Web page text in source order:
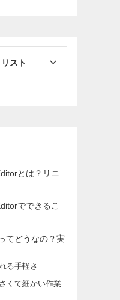
スト
とは？リニ
でできるこ
てどうなの？実
る手軽さ
くて細かい作業